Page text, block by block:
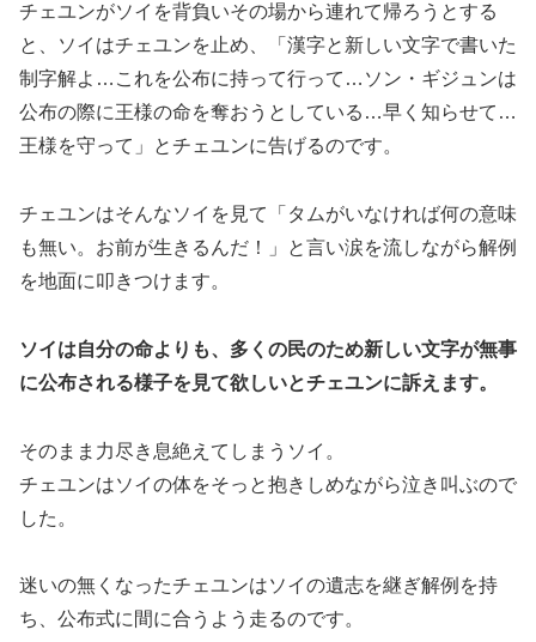
チェユンがソイを背負いその場から連れて帰ろうとする
と、ソイはチェユンを止め、「漢字と新しい文字で書いた
制字解よ…これを公布に持って行って…ソン・ギジュンは
公布の際に王様の命を奪おうとしている…早く知らせて…
王様を守って」とチェユンに告げるのです。
チェユンはそんなソイを見て「タムがいなければ何の意味
も無い。お前が生きるんだ！」と言い涙を流しながら解例
を地面に叩きつけます。
ソイは自分の命よりも、多くの民のため新しい文字が無事
に公布される様子を見て欲しいとチェユンに訴えます。
そのまま力尽き息絶えてしまうソイ。
チェユンはソイの体をそっと抱きしめながら泣き叫ぶので
した。
迷いの無くなったチェユンはソイの遺志を継ぎ解例を持
ち、公布式に間に合うよう走るのです。